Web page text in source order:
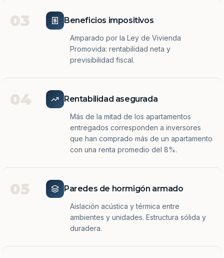
03 Beneficios impositivos
Amparado por la Ley de Vivienda
Promovida: rentabilidad neta y
previsibilidad fiscal.
04 Rentabilidad asegurada
Más de la mitad de los apartamentos
entregados corresponden a inversores
que han comprado más de un apartamento
con una renta promedio del 8%.
05 Paredes de hormigón armado
Aislación acústica y térmica entre
ambientes y unidades. Estructura sólida y
duradera.